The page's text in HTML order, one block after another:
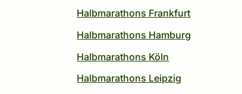
Halbmarathons Frankfurt
Halbmarathons Hamburg
Halbmarathons Köln
Halbmarathons Leipzig